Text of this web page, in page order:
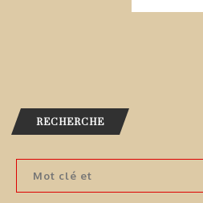
RECHERCHE